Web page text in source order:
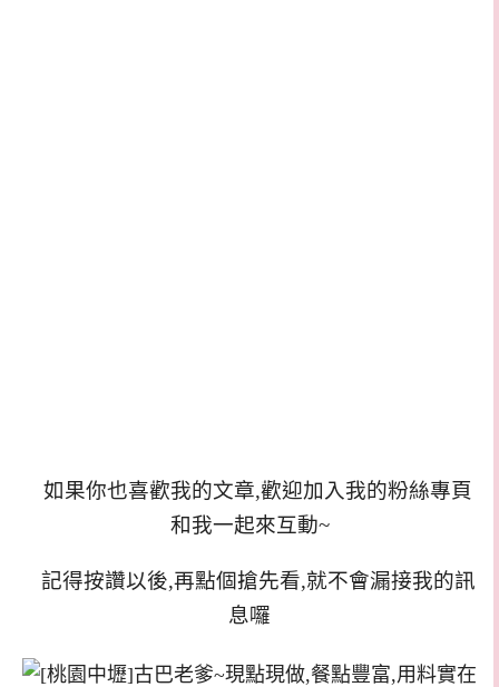
如果你也喜歡我的文章,歡迎加入我的粉絲專頁
和我一起來互動~
記得按讚以後,再點個搶先看,就不會漏接我的訊
息囉